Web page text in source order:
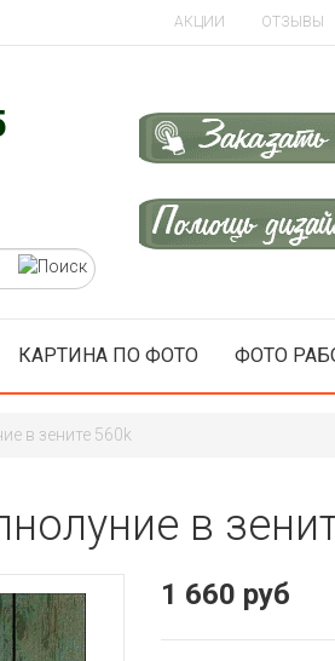
АКЦИИ ОТЗЫВЫ
КАРТИНА ПО ФОТО ФОТО
в зените 560k
в
1 660 руб